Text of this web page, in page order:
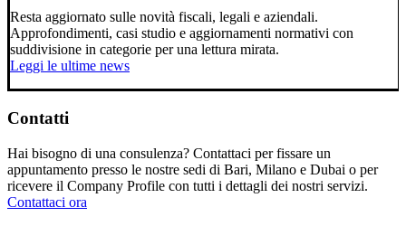
Resta aggiornato sulle novità fiscali, legali e aziendali.
Approfondimenti, casi studio e aggiornamenti normativi con
suddivisione in categorie per una lettura mirata.
Leggi le ultime news
Contatti
Hai bisogno di una consulenza? Contattaci per fissare un
appuntamento presso le nostre sedi di Bari, Milano e Dubai o per
ricevere il Company Profile con tutti i dettagli dei nostri servizi.
Contattaci ora